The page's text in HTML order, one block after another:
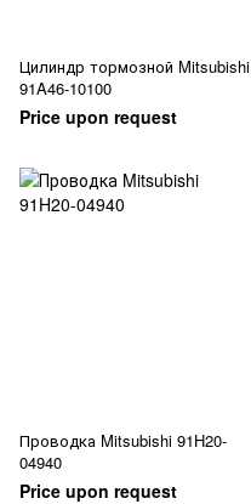
Цилиндр тормозной Mitsubishi
91A46-10100
Price upon request
Проводка Mitsubishi 91H20-
04940
Price upon request